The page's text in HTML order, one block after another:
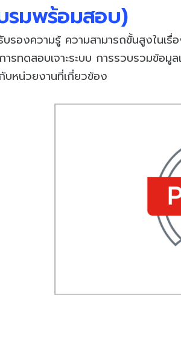
รมพร้อมสอบ)
รองความรู้ ความสามารถขั้นสูงในเรื่
ทดสอบเจาะระบบ การรวบรวมข้อมู
กับหน่วยงานที่เกี่ยวข้อง